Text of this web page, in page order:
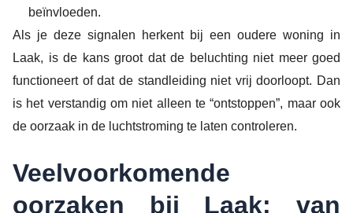
beïnvloeden.
Als je deze signalen herkent bij een oudere woning in
Laak, is de kans groot dat de beluchting niet meer goed
functioneert of dat de standleiding niet vrij doorloopt. Dan
is het verstandig om niet alleen te “ontstoppen”, maar ook
de oorzaak in de luchtstroming te laten controleren.
Veelvoorkomende
oorzaken bij Laak: van